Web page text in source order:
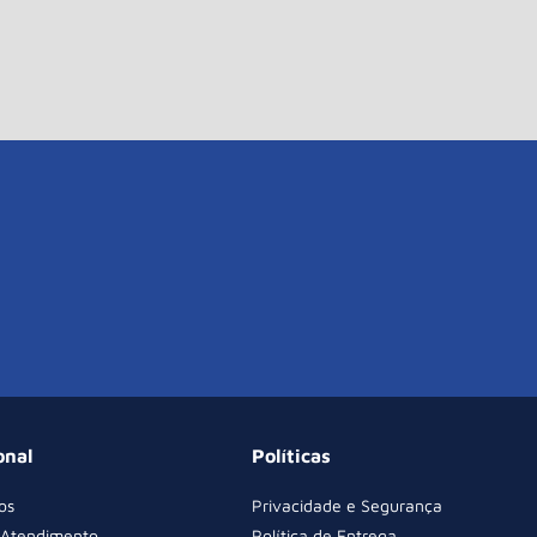
Políticas
Privacidade e Segurança